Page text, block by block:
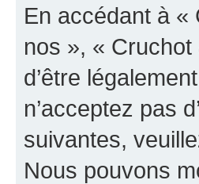
En accédant à «
nos », «
d’être
n’acceptez pas
suivantes,
Nous pouvons